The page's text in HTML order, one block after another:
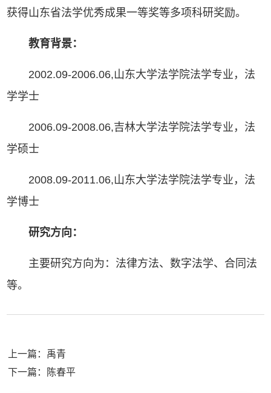
获得山东省法学优秀成果一等奖等多项科研奖励。
教育背景：
2002.09-2006.06,山东大学法学院法学专业，法
学学士
2006.09-2008.06,吉林大学法学院法学专业，法
学硕士
2008.09-2011.06,山东大学法学院法学专业，法
学博士
研究方向：
主要研究方向为：法律方法、数字法学、合同法
等。
上一篇：禹青
下一篇：陈春平